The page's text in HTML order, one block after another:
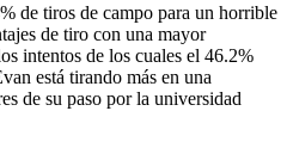
de tiros de campo para un horrible
de tiro con una mayor
intentos de los cuales el 46.2%
está tirando más en una
de su paso por la universidad